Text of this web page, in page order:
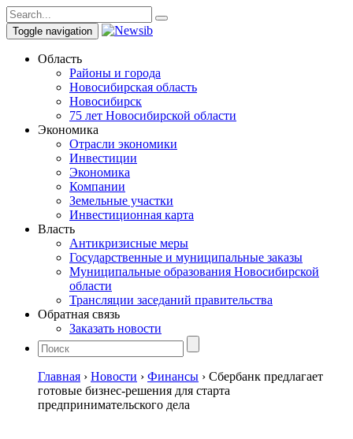
Toggle navigation
Область
Районы и города
Новосибирская область
Новосибирск
75 лет Новосибирской области
Экономика
Отрасли экономики
Инвестиции
Экономика
Компании
Земельные участки
Инвестиционная карта
Власть
Антикризисные меры
Государственные и муниципальные заказы
Муниципальные образования Новосибирской
области
Трансляции заседаний правительства
Обратная связь
Заказать новости
Главная › Новости › Финансы › Сбербанк предлагает
готовые бизнес-решения для старта
предпринимательского дела